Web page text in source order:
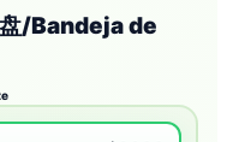
/Bandeja de